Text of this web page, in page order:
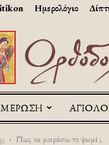
Ημερολόγιο
Πως να μοιράσω το ψωμί ;